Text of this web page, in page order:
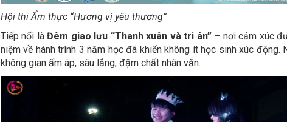
Hội thi Ẩm thực “Hương vị yêu thương”
Tiếp nối làĐêm giao lưu “Thanh xuân và tri ân”– nơi cảm xúc
niệm về hành trình 3 năm học đã khiến không ít học sinh xúc
không gian ấm áp, sâu lắng, đậm chất nhân văn.